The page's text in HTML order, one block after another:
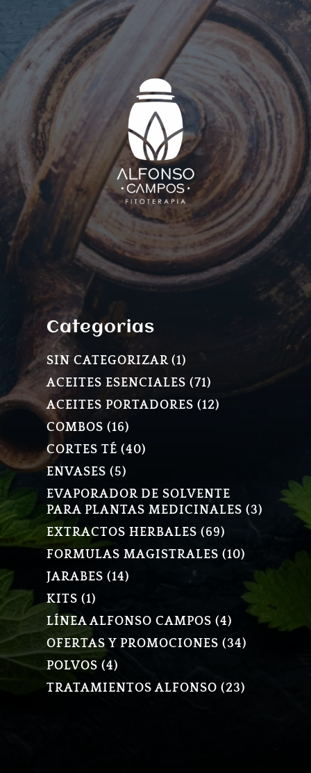
Categorias
SIN CATEGORIZAR 11
PRODUCTO
ACEITES ESENCIALES 7171
PRODUCTOS
ACEITES PORTADORES 1212
COMBOS 1616
PRODUCTOS
CORTES TÉ 4040
ENVASES 55
PRODUCTOS
EVAPORADOR DE SOLVENTE
PARA PLANTAS MEDICINALES
33
EXTRACTOS HERBALES 6969
PRODUCTOS
FORMULAS MAGISTRALES 1010
JARABES 1414
KITS 11
PRODUCTO
LÍNEA ALFONSO CAMPOS 44
PRODUCTOS
OFERTAS Y PROMOCIONES 3434
POLVOS 44
PRODUCTOS
TRATAMIENTOS ALFONSO 2323